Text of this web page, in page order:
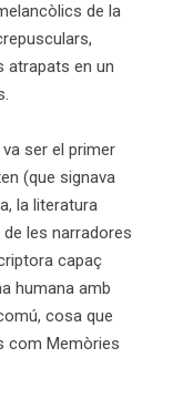
de la
en un
va ser el primer
(que signava
la literatura
les narradores
capaç
humana amb
cosa que
com Memòries